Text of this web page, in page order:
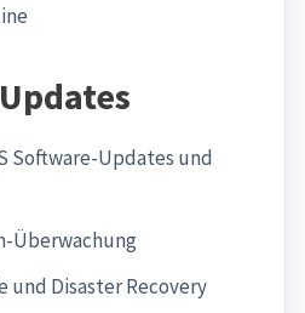
Software-Updates und
Überwachung
und Disaster Recovery